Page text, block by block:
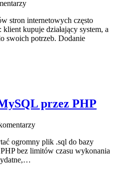
stron internetowych często
kupuje działający system, a
swoich potrzeb. Dodanie
przez PHP
ogromny plik .sql do bazy
bez limitów czasu wykonania